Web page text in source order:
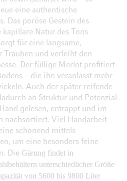
eine authentische
Das poröse Gestein des
kapillare Natur des Tons
für eine langsame,
Trauben und verleiht den
Der füllige Merlot profitiert
– die ihn veranlasst mehr
Auch der später reifende
an Struktur und Potenzial.
gelesen, entrappt und im
nachsortiert. Viel Handarbeit
schonend mittels
um eine besonders feine
Die Gärung findet in
unterschiedlicher Größe
von 5600 bis 9800 Liter